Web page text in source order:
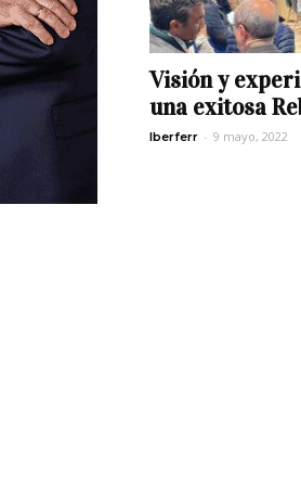
Visión y
una exitosa
Iberferr - 9 mayo, 2022